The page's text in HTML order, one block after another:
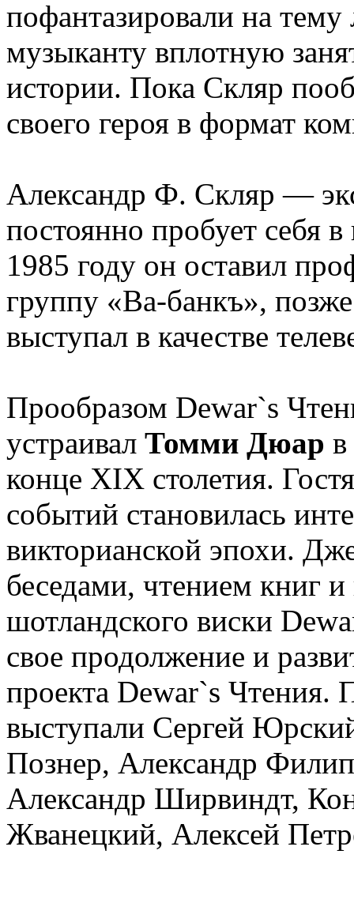
пофантазировали на
музыканту вплотную
истории. Пока Скляр
своего героя в формат
Александр Ф. Скляр —
постоянно пробует себя
1985 году он оставил
группу «Ва-банкъ»,
выступал в качестве
Прообразом Dewar`s
устраивал Томми Дюар
конце XIX столетия.
событий становилась
викторианской эпохи.
беседами, чтением книг
шотландского виски
свое продолжение и
проекта Dewar`s Чтения.
выступали Сергей
Познер, Александр
Александр Ширвиндт,
Жванецкий, Алексей